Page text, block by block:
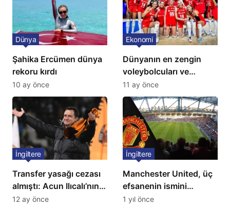
Şahika Ercümen dünya
rekoru kırdı
Dünya
10 ay önce
Dünyanın en zengin
voleybolcuları ve
servetleri açıklandı:
Listede 2 Türk yıldız
bulunuyor
Ekonomi
11 ay önce
Transfer yasağı cezası
almıştı: Acun Ilıcalı’nın
ekibi Hull City’ye kötü
İngiltere
12 ay önce
Manchester United, üç
efsanenin ismini
yasakladı
İngiltere
1 yıl önce